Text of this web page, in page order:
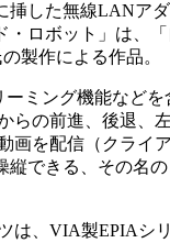
した無線LANア
ロボット」は、
製作による作品。
ミング機能など
らの前進、後退、
画を配信（クライ
縦できる、その名
は、VIA製EPIAシ